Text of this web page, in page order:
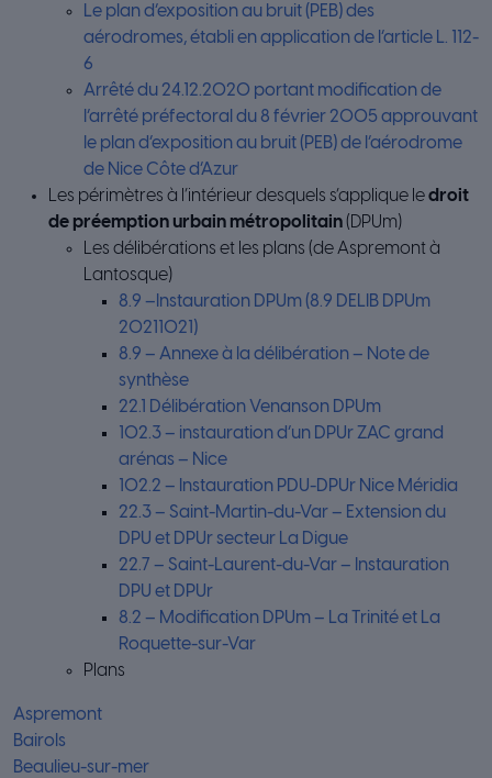
Le plan d’exposition au bruit (PEB) des
aérodromes, établi en application de l’article L. 112-
6
Arrêté du 24.12.2020 portant modification de
l’arrêté préfectoral du 8 février 2005 approuvant
le plan d’exposition au bruit (PEB) de l’aérodrome
de Nice Côte d’Azur
Les périmètres à l’intérieur desquels s’applique ledroit
de préemption urbain métropolitain(DPUm)
Les délibérations et les plans (de Aspremont à
Lantosque)
8.9 –Instauration DPUm (8.9 DELIB DPUm
20211021)
8.9 – Annexe à la délibération – Note de
synthèse
22.1 Délibération Venanson DPUm
102.3 – instauration d’un DPUr ZAC grand
arénas – Nice
102.2 – Instauration PDU-DPUr Nice Méridia
22.3 – Saint-Martin-du-Var – Extension du
DPU et DPUr secteur La Digue
22.7 – Saint-Laurent-du-Var – Instauration
DPU et DPUr
8.2 – Modification DPUm – La Trinité et La
Roquette-sur-Var
Plans
Aspremont
Bairols
Beaulieu-sur-mer